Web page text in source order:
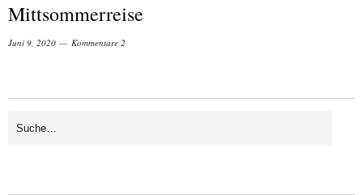
Mittsommerreise
Juni 9, 2020 Kommentare 2